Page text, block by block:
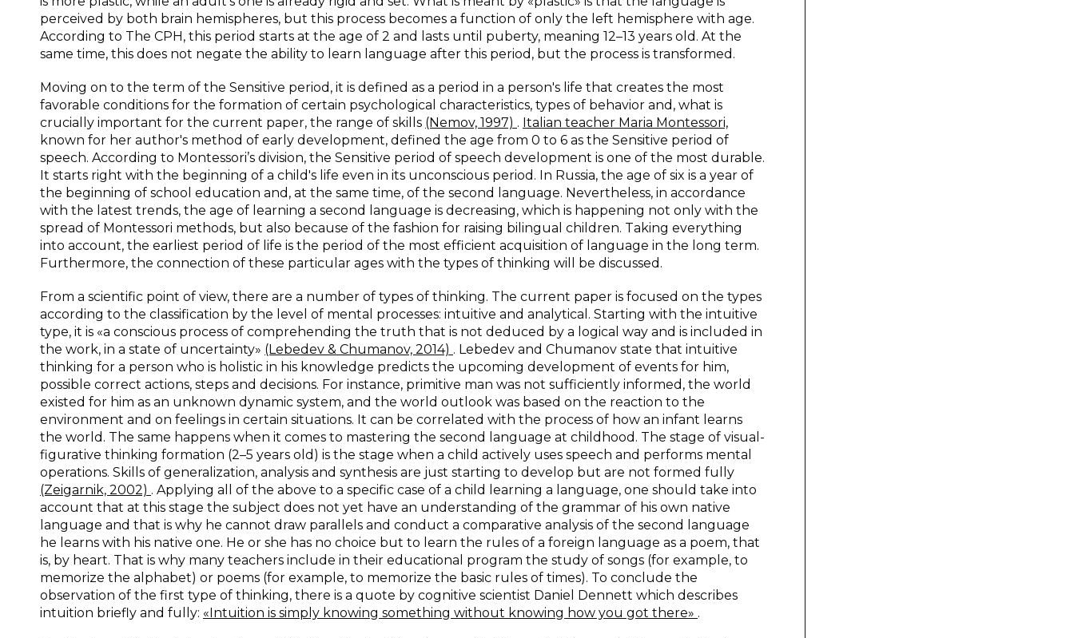
perceived by both brain hemispheres, but this process becomes a function of only the left hemisphere with age.
According to The CPH, this period starts at the age of 2 and lasts until puberty, meaning 12–13 years old. At the
same time, this does not negate the ability to learn language after this period, but the process is transformed.
Moving on to the term of the Sensitive period, it is defined as a period in a person's life that creates the most
favorable conditions for the formation of certain psychological characteristics, types of behavior and, what is
crucially important for the current paper, the range of skills (Nemov, 1997) . Italian teacher Maria Montessori,
known for her author's method of early development, defined the age from 0 to 6 as the Sensitive period of
speech. According to Montessori’s division, the Sensitive period of speech development is one of the most durable.
It starts right with the beginning of a child's life even in its unconscious period. In Russia, the age of six is a year of
the beginning of school education and, at the same time, of the second language. Nevertheless, in accordance
with the latest trends, the age of learning a second language is decreasing, which is happening not only with the
spread of Montessori methods, but also because of the fashion for raising bilingual children. Taking everything
into account, the earliest period of life is the period of the most efficient acquisition of language in the long term.
Furthermore, the connection of these particular ages with the types of thinking will be discussed.
From a scientific point of view, there are a number of types of thinking. The current paper is focused on the types
according to the classification by the level of mental processes: intuitive and analytical. Starting with the intuitive
type, it is «a conscious process of comprehending the truth that is not deduced by a logical way and is included in
the work, in a state of uncertainty» (Lebedev & Chumanov, 2014) . Lebedev and Chumanov state that intuitive
thinking for a person who is holistic in his knowledge predicts the upcoming development of events for him,
possible correct actions, steps and decisions. For instance, primitive man was not sufficiently informed, the world
existed for him as an unknown dynamic system, and the world outlook was based on the reaction to the
environment and on feelings in certain situations. It can be correlated with the process of how an infant learns
the world. The same happens when it comes to mastering the second language at childhood. The stage of visual-
figurative thinking formation (2–5 years old) is the stage when a child actively uses speech and performs mental
operations. Skills of generalization, analysis and synthesis are just starting to develop but are not formed fully
(Zeigarnik, 2002) . Applying all of the above to a specific case of a child learning a language, one should take into
account that at this stage the subject does not yet have an understanding of the grammar of his own native
language and that is why he cannot draw parallels and conduct a comparative analysis of the second language
he learns with his native one. He or she has no choice but to learn the rules of a foreign language as a poem, that
is, by heart. That is why many teachers include in their educational program the study of songs (for example, to
memorize the alphabet) or poems (for example, to memorize the basic rules of times). To conclude the
observation of the first type of thinking, there is a quote by cognitive scientist Daniel Dennett which describes
intuition briefly and fully: «Intuition is simply knowing something without knowing how you got there» .